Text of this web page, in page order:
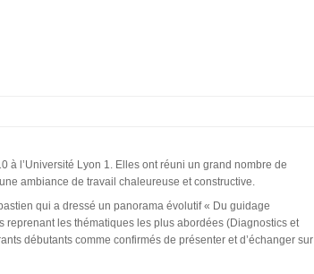
à l’Université Lyon 1. Elles ont réuni un grand nombre de
ambiance de travail chaleureuse et constructive.
qui a dressé un panorama évolutif « Du guidage
les thématiques les plus abordées (Diagnostics et
débutants comme confirmés de présenter et d’échanger sur